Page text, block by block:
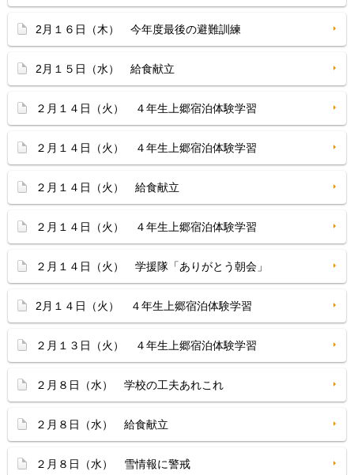
2月１６日（木） 今年度最後の避難訓練
2月１５日（水） 給食献立
２月１４日（火） ４年生上郷宿泊体験学習
２月１４日（火） ４年生上郷宿泊体験学習
２月１４日（火） 給食献立
２月１４日（火） ４年生上郷宿泊体験学習
２月１４日（火） 学援隊「ありがとう朝会」
2月１４日（火） ４年生上郷宿泊体験学習
２月１３日（火） ４年生上郷宿泊体験学習
２月８日（水） 学校の工夫あれこれ
２月８日（水） 給食献立
２月８日（水） 雪情報に警戒